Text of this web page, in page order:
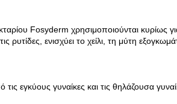
Fosyderm χρησιμοποιούνται κυρίως
ρυτίδες, ενισχύει το χείλι, τη μύτη
εγκύους γυναίκες και τις θηλάζουσα